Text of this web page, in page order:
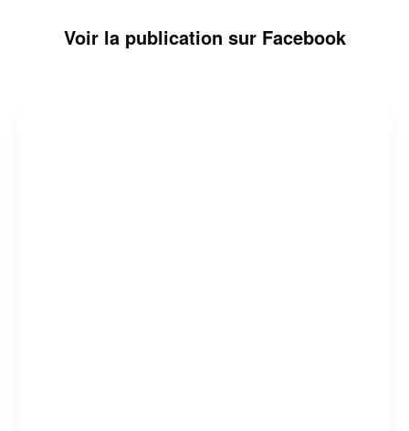
Voir la publication sur Facebook